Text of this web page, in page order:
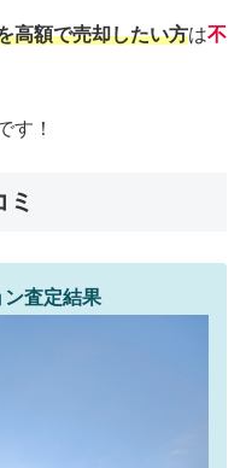
高額で売却したい方は不
す！
査定結果